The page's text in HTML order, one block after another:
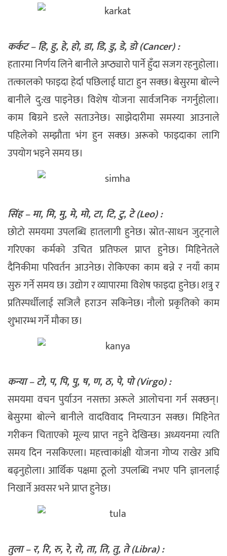
कर्कट – हि, हु, हे, हो, डा, डि, डु, डे, डो (Cancer) :
हतारमा निर्णय लिने बानीले अप्ठ्यारो पार्ने हुँदा सजग रहनुहोला।
तत्कालको फाइदा हेर्दा पछिलाई घाटा हुन सक्छ। बेसुरमा बोल्ने
बानीले दु:ख पाइनेछ। विशेष योजना सार्वजनिक नगर्नुहोला।
काम बिग्रने डरले सताउनेछ। साझेदारीमा समस्या आउनाले
पहिलेको सम्झौता भंग हुन सक्छ। अरूको फाइदाका लागि
उपयोग भइने समय छ।
सिंह – मा, मि, मु, मे, मो, टा, टि, टु, टे (Leo) :
छोटो समयमा उपलब्धि हातलागी हुनेछ। स्रोत-साधन जुट्नाले
गरिएका कर्मको उचित प्रतिफल प्राप्त हुनेछ। मिहिनेतले
दैनिकीमा परिवर्तन आउनेछ। रोकिएका काम बन्ने र नयाँ काम
सुरु गर्ने समय छ। उद्योग र व्यापारमा विशेष फाइदा हुनेछ। शत्रु र
प्रतिस्पर्धीलाई सजिलै हराउन सकिनेछ। नौलो प्रकृतिको काम
शुभारम्भ गर्ने मौका छ।
कन्या – टो, प, पि, पु, ष, ण, ठ, पे, पो (Virgo) :
समयमा वचन पुर्याउन नसक्ता अरूले आलोचना गर्न सक्छन्।
बेसुरमा बोल्ने बानीले वादविवाद निम्त्याउन सक्छ। मिहिनेत
गरीकन चिताएको मूल्य प्राप्त नहुने देखिन्छ। अध्ययनमा त्यति
समय दिन नसकिएला। महत्त्वाकांक्षी योजना गोप्य राखेर अघि
बढ्नुहोला। आर्थिक पक्षमा ठूलो उपलब्धि नभए पनि ज्ञानलाई
निखार्ने अवसर भने प्राप्त हुनेछ।
तुला – र, रि, रु, रे, रो, ता, ति, तु, ते (Libra) :